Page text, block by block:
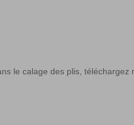
le calage des plis, téléchargez